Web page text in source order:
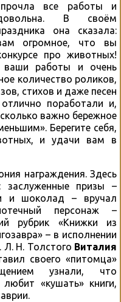
все работы и
В своём
она сказала:
огромное, что вы
про животных!
ваши работы и очень
количество роликов,
стихов и даже песен
поработали и,
важно бережное
Берегите себя,
и удачи вам в
награждения. Здесь
заслуженные призы –
и шоколад – вручал
персонаж –
рубрик «Книжки из
– в исполнении
Л. Н. Толстого Виталия
своего «питомца»
узнали, что
«кушать» книги,